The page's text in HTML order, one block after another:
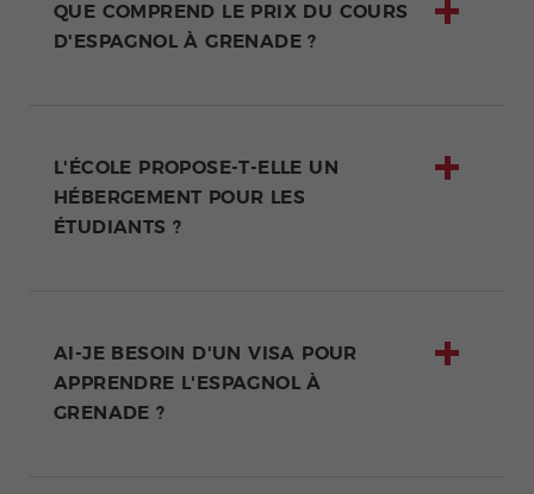
QUE COMPREND LE PRIX DU COURS
D'ESPAGNOL À GRENADE ?
L'ÉCOLE PROPOSE-T-ELLE UN
HÉBERGEMENT POUR LES
ÉTUDIANTS ?
AI-JE BESOIN D'UN VISA POUR
APPRENDRE L'ESPAGNOL À
GRENADE ?